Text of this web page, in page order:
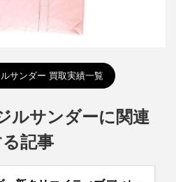
サンダー 買取実績一覧
ルサンダーに関連
記事